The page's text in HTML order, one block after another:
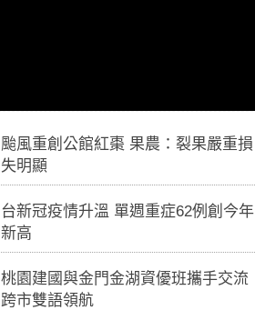
颱風重創公館紅棗 果農：裂果嚴重損
失明顯
台新冠疫情升溫 單週重症62例創今年
新高
桃園建國與金門金湖資優班攜手交流
跨市雙語領航